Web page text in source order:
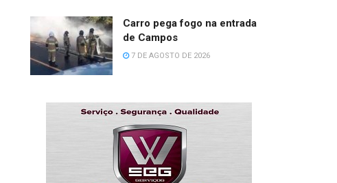
Carro pega fogo na entrada
de Campos
7 DE AGOSTO DE 2026